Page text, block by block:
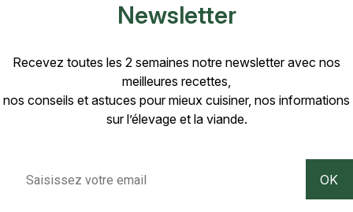
Newsletter
Recevez toutes les 2 semaines notre newsletter avec nos
meilleures recettes,
nos conseils et astuces pour mieux cuisiner, nos informations
sur l’élevage et la viande.